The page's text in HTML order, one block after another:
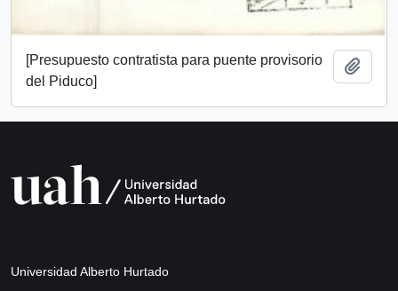
[Presupuesto contratista para puente provisorio
del Piduco]
Universidad Alberto Hurtado